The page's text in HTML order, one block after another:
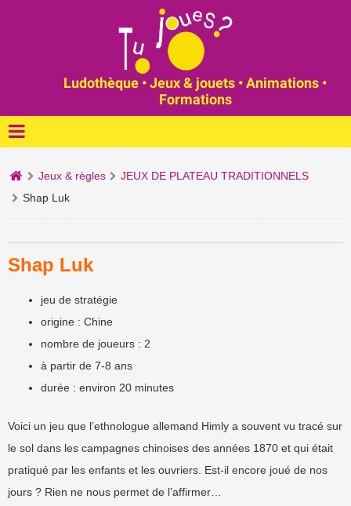
Ludothèque • Jeux & jouets • Animations •
Formations
Jeux & règles
JEUX DE PLATEAU TRADITIONNELS
Shap Luk
Shap Luk
jeu de stratégie
origine : Chine
nombre de joueurs : 2
à partir de 7-8 ans
durée : environ 20 minutes
Voici un jeu que l’ethnologue allemand Himly a souvent vu tracé sur
le sol dans les campagnes chinoises des années 1870 et qui était
pratiqué par les enfants et les ouvriers. Est-il encore joué de nos
jours ? Rien ne nous permet de l’affirmer…